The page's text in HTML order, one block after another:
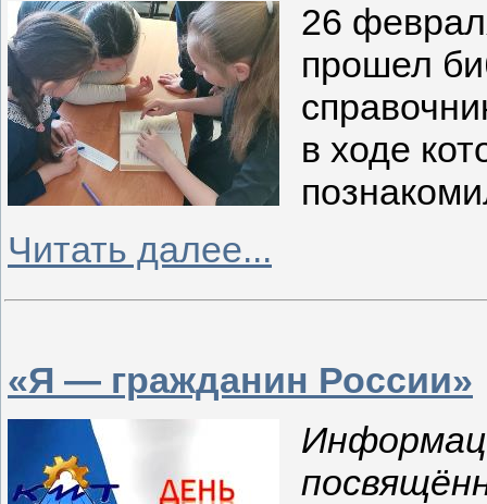
26
прошел
в ходе
Читать далее...
«Я — гражданин России»